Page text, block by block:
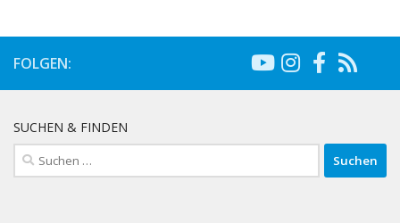
FOLGEN:
SUCHEN & FINDEN
Suchen
nach: